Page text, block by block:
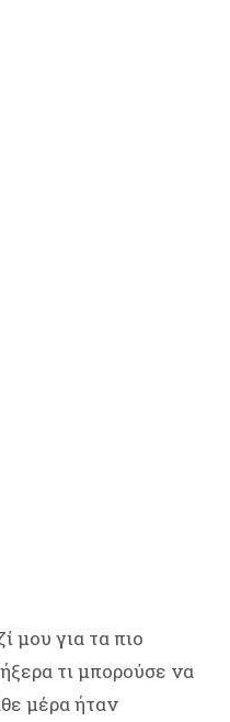
μου για τα πιο
τι μπορούσε να
μέρα ήταν